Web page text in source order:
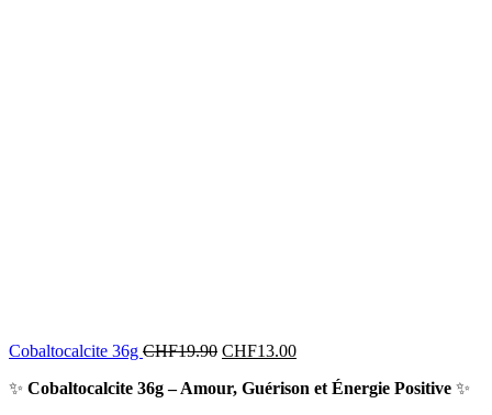
Cobaltocalcite 36g CHF19.90 CHF13.00
✨ Cobaltocalcite 36g – Amour, Guérison et Énergie Positive ✨